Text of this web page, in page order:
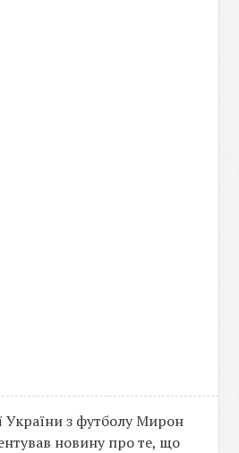
України з футболу Мирон
новину про те, що